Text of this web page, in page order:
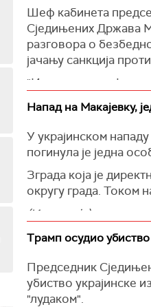
Шеф кабинета
Сједињених Држава
разговора о
јачању санкција
"Имао сам
Америчких Држава,
безбедност
је Јермак на
Обавестио је Рубија
градове и стамбене
Према његовим
одбрамбеној подршци
координацији акција
(Укринформ)
Напад на Макајевку,
У украјинском
погинула је једна
Зграда која је
округу града. Током
(Известија)
Трамп осудио
Председник
убиство украјинске
"лудаком".